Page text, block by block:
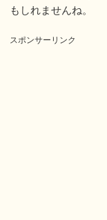
もしれませんね。
スポンサーリンク